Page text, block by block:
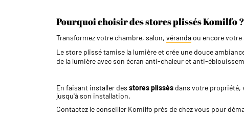
Pourquoi choisir des stores plissés Komilfo ?
Transformez votre chambre, salon, vérandaou encore votre
Le store plissé tamise la lumière et crée une douce
de la lumière avec son écran anti-chaleur et anti-
En faisant installer des stores plissésdans votre propriété,
jusqu'à son installation.
Contactez le conseiller Komilfo près de chez vous pour